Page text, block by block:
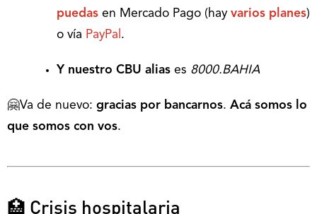
puedas en Mercado Pago (hay varios planes)
o vía PayPal .
Y nuestro CBU alias es 8000.BAHIA
🤗Va de nuevo: gracias por bancarnos. Acá somos lo
que somos con vos.
🏥 Crisis hospitalaria